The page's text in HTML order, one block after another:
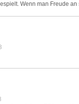
Wenn man Freude